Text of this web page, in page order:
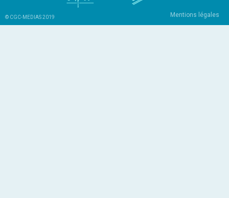
© CGC-MEDIAS 2019 Mentions légales